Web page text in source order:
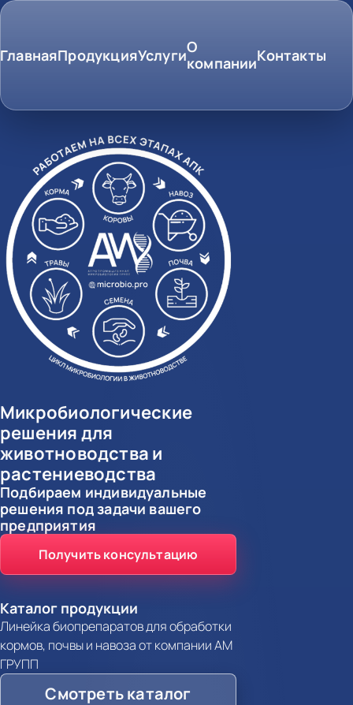
ГлавнаяПродукцияУслугиО
компанииКонтакты
Микробиологические
решения для
животноводства и
растениеводства
Подбираем индивидуальные
решения под задачи вашего
предприятия
Получить консультацию
Каталог продукции
Линейка биопрепаратов для обработки
кормов, почвы и навоза от компании АМ
ГРУПП
Смотреть каталог